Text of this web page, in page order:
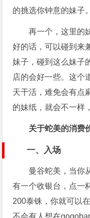
的挑选你钟意的妹子。
再一个，这里的
好的话，可以碰到来
妹子，碰到这么妹子
店的会好一些。这个
天干活，难免会有点
的妹纸，就会不一样
关于蛇美的消费
一、入场
曼谷蛇美，当你
有一个收银台，点一
200泰铢，你就可以
不会有人想在